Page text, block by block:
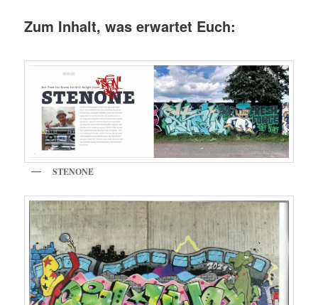
Zum Inhalt, was erwartet Euch:
STENONE